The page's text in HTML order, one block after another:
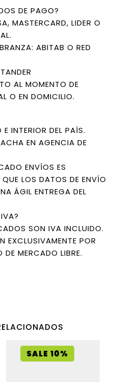
DE PAGO?
MASTERCARD, LIDER O
ABITAB O RED
AL MOMENTO DE
O EN DOMICILIO.
INTERIOR DEL PAÍS.
EN AGENCIA DE
ENVÍOS ES
QUE LOS DATOS DE ENVÍO
ÁGIL ENTREGA DEL
SON IVA INCLUIDO.
EXCLUSIVAMENTE POR
MERCADO LIBRE.
SALE 10%